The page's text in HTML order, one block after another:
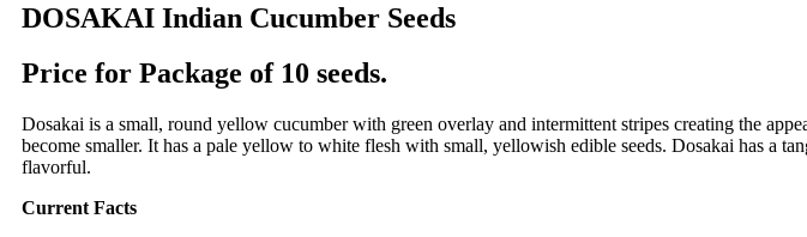
DOSAKAI Indian Cucumber Seeds
Price for Package of 10 seeds.
Dosakai is a small, round yellow cucumber with green overlay and intermittent stripes creating the
become smaller. It has a pale yellow to white flesh with small, yellowish edible seeds. Dosakai has a
flavorful.
Current Facts